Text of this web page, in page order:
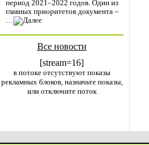
период 2021–2022 годов. Один из
главных приоритетов документа –
…
Все новости
[stream=16]
в потоке отсутствуют показы
рекламных блоков, назначьте показы,
или отключите поток